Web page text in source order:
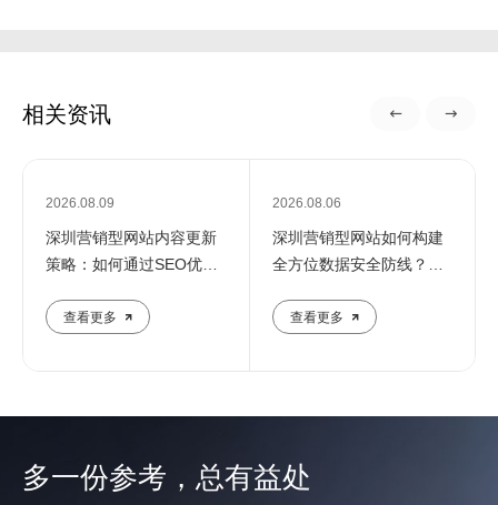
相关资讯
2026.08.09
深圳营销型网站内容更新
策略：如何通过SEO优化
查看更多
2026.08.06
深圳营销型网站如何构建
全方位数据安全防线？专
查看更多
多一份参考，总有益处